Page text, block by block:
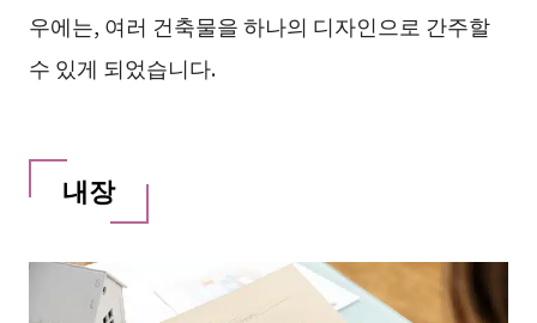
우에는, 여러 건축물을 하나의 디자인으로 간주할
수 있게 되었습니다.
내장